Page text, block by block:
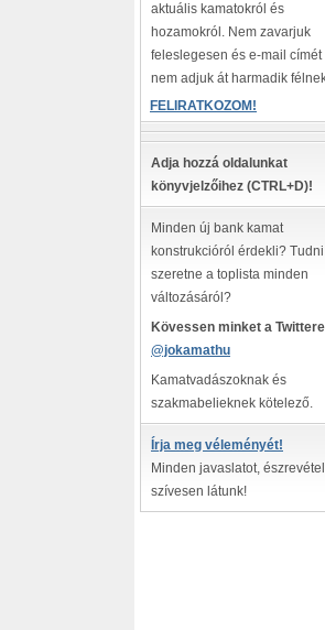
aktuális kamatokról és
hozamokról. Nem zavarjuk
feleslegesen és e-mail címét
nem adjuk át harmadik
FELIRATKOZOM!
Adja hozzá oldalunkat
könyvjelzőihez (CTRL+D)!
Minden új bank kamat
konstrukcióról érdekli? Tudni
szeretne a toplista minden
változásáról?
Kövessen minket a
@jokamathu
Kamatvadászoknak és
szakmabelieknek kötelező.
Írja meg véleményét!
Minden javaslatot,
szívesen látunk!